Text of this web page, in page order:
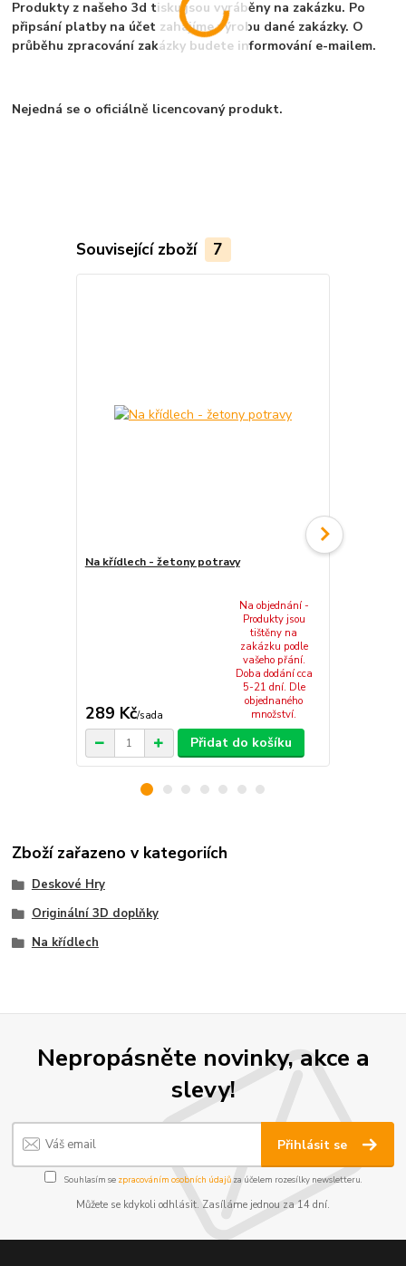
Produkty z našeho 3d tisku jsou vyráběny na zakázku. Po
připsání platby na účet zahájíme výrobu dané zakázky. O
průběhu zpracování zakázky budete informování e-mailem.
Nejedná se o oficiálně licencovaný produkt.
Související zboží 7
Na křídlech - žetony potravy
289 Kč/sada
Na objednání -
Produkty jsou
tištěny na
zakázku podle
vašeho přání.
Doba dodání cca
5-21 dní. Dle
objednaného
množství.
Přidat do košíku
Zboží zařazeno v kategoriích
Deskové Hry
Originální 3D doplňky
Na křídlech
Nepropásněte novinky, akce a
slevy!
Přihlásit se
Souhlasím se zpracováním osobních údajůza účelem rozesílky newsletteru.
Můžete se kdykoli odhlásit. Zasíláme jednou za 14 dní.